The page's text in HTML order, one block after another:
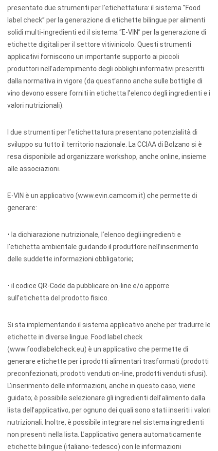
presentato due strumenti per l’etichettatura: il sistema "Food
label check” per la generazione di etichette bilingue per alimenti
solidi multi-ingredienti ed il sistema “E-VIN” per la generazione di
etichette digitali per il settore vitivinicolo. Questi strumenti
applicativi forniscono un importante supporto ai piccoli
produttori nell’adempimento degli obblighi informativi prescritti
dalla normativa in vigore (da quest’anno anche sulle bottiglie di
vino devono essere forniti in etichetta l’elenco degli ingredienti e i
valori nutrizionali).
I due strumenti per l’etichettatura presentano potenzialità di
sviluppo su tutto il territorio nazionale. La CCIAA di Bolzano si è
resa disponibile ad organizzare workshop, anche online, insieme
alle associazioni.
E-VIN è un applicativo (www.evin.camcom.it) che permette di
generare:
• la dichiarazione nutrizionale, l’elenco degli ingredienti e
l’etichetta ambientale guidando il produttore nell’inserimento
delle suddette informazioni obbligatorie;
• il codice QR-Code da pubblicare on-line e/o apporre
sull’etichetta del prodotto fisico.
Si sta implementando il sistema applicativo anche per tradurre le
etichette in diverse lingue. Food label check
(www.foodlabelcheck.eu) è un applicativo che permette di
generare etichette per i prodotti alimentari trasformati (prodotti
preconfezionati, prodotti venduti on-line, prodotti venduti sfusi).
L’inserimento delle informazioni, anche in questo caso, viene
guidato; è possibile selezionare gli ingredienti dell’alimento dalla
lista dell’applicativo, per ognuno dei quali sono stati inseriti i valori
nutrizionali. Inoltre, è possibile integrare nel sistema ingredienti
non presenti nella lista. L’applicativo genera automaticamente
etichette bilingue (italiano-tedesco) con le informazioni